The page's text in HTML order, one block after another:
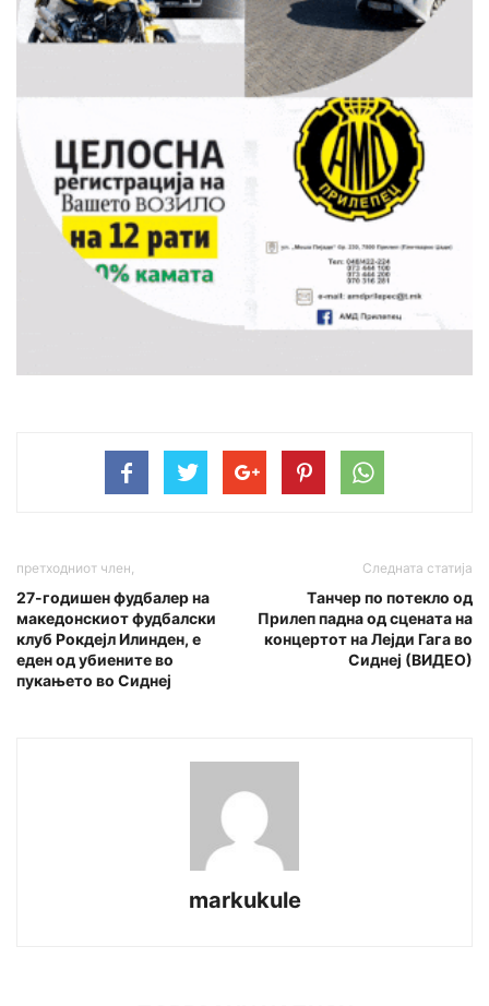
претходниот член,
27-годишен фудбалер на
македонскиот фудбалски
клуб Рокдејл Илинден, е
еден од убиените во
пукањето во Сиднеј
Следната статија
Tанчер по потекло од
Прилеп падна од сцената на
концертот на Лејди Гага во
Сиднеј (ВИДЕО)
markukule